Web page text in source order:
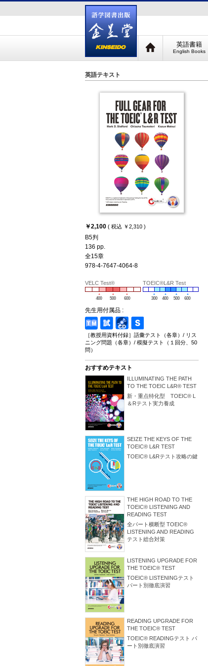
英語書籍
英語テキスト
￥2,100 ( 税込 ￥2,310 )
B5判
136 pp.
全15章
978-4-7647-4064-8
VELC Test®
400 500 600
TOEIC®L&R Test
300 400 500 600
先生用付属品 :
［教授用資料付録］語彙テスト（各章）/ リス
ニング問題（各章）/ 模擬テスト（１回分、50
問）
おすすめテキスト
ILLUMINATING THE PATH
TO THE TOEIC L&R® TEST
新・重点特化型 TOEIC® L
＆Rテスト実力養成
SEIZE THE KEYS OF THE
TOEIC®️ L&R TEST
TOEIC®️ L&Rテスト攻略の鍵
THE HIGH ROAD TO THE
TOEIC® LISTENING AND
READING TEST
全パート横断型 TOEIC®
LISTENING AND READING
テスト総合対策
LISTENING UPGRADE FOR
THE TOEIC® TEST
TOEIC® LISTENINGテスト
パート別徹底演習
READING UPGRADE FOR
THE TOEIC® TEST
TOEIC® READINGテスト パ
ート別徹底演習